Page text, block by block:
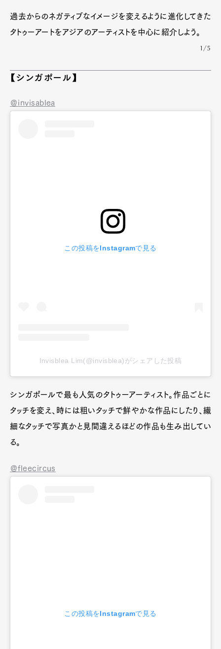
過去からのネガティブなイメージを変えるように進化してきた
タトゥーアートをアジアのアーティストを中心に紹介しよう。
1/5
【シンガポール】
＠invisablea
この投稿をInstagramで見る
Invisblea Lim(@invisblea)がシェアした投稿
シンガポールで最も人気のタトゥーアーティスト。作品ごとに
タッチを変え、時には粗いタッチで鮮やかな作品にしたり、繊
細なタッチで写真かと見間違えるほどの作品も生み出してい
る。
＠fleecircus
この投稿をInstagramで見る